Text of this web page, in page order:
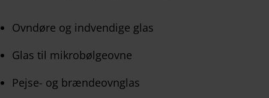
Ovndøre og indvendige glas
Glas til mikrobølgeovne
Pejse- og brændeovnglas